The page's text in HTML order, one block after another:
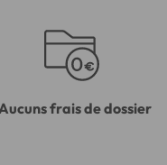
frais de dossier